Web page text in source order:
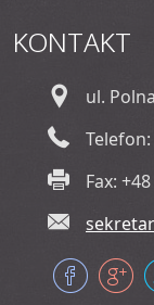
KONTAKT
ul.
Fax: